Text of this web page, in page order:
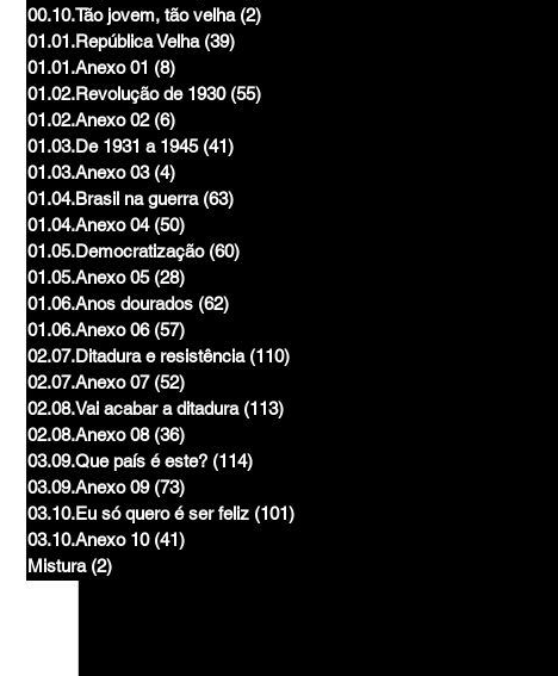
00.10.Tão jovem, tão velha (2)
01.01.República Velha (39)
01.01.Anexo 01 (8)
01.02.Revolução de 1930 (55)
01.02.Anexo 02 (6)
01.03.De 1931 a 1945 (41)
01.03.Anexo 03 (4)
01.04.Brasil na guerra (63)
01.04.Anexo 04 (50)
01.05.Democratização (60)
01.05.Anexo 05 (28)
01.06.Anos dourados (62)
01.06.Anexo 06 (57)
02.07.Ditadura e resistência (110)
02.07.Anexo 07 (52)
02.08.Vai acabar a ditadura (113)
02.08.Anexo 08 (36)
03.09.Que país é este? (114)
03.09.Anexo 09 (73)
03.10.Eu só quero é ser feliz (101)
03.10.Anexo 10 (41)
Mistura (2)